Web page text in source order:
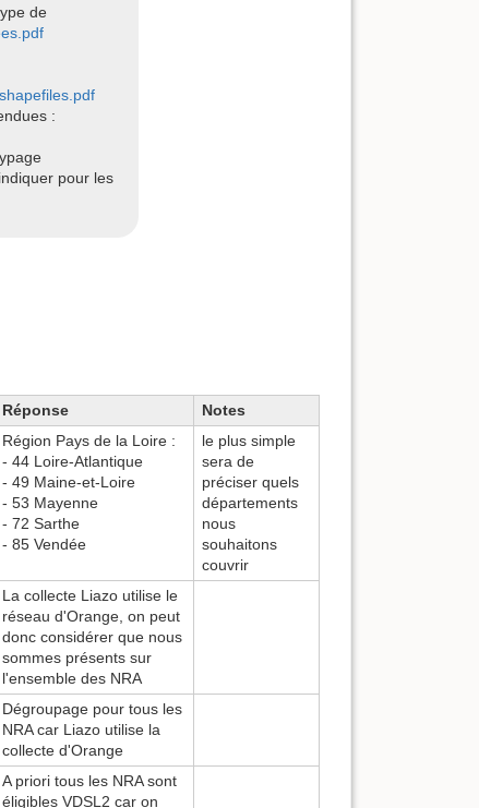
de
:
pour les
Réponse
Notes
Région Pays de la Loire :
- 44 Loire-Atlantique
- 49 Maine-et-Loire
- 53 Mayenne
- 72 Sarthe
- 85 Vendée
le plus simple
sera de
préciser quels
départements
nous
souhaitons
couvrir
La collecte Liazo utilise le
réseau d'Orange, on peut
donc considérer que nous
sommes présents sur
l'ensemble des NRA
Dégroupage pour tous les
NRA car Liazo utilise la
collecte d'Orange
A priori tous les NRA sont
éligibles VDSL2 car on